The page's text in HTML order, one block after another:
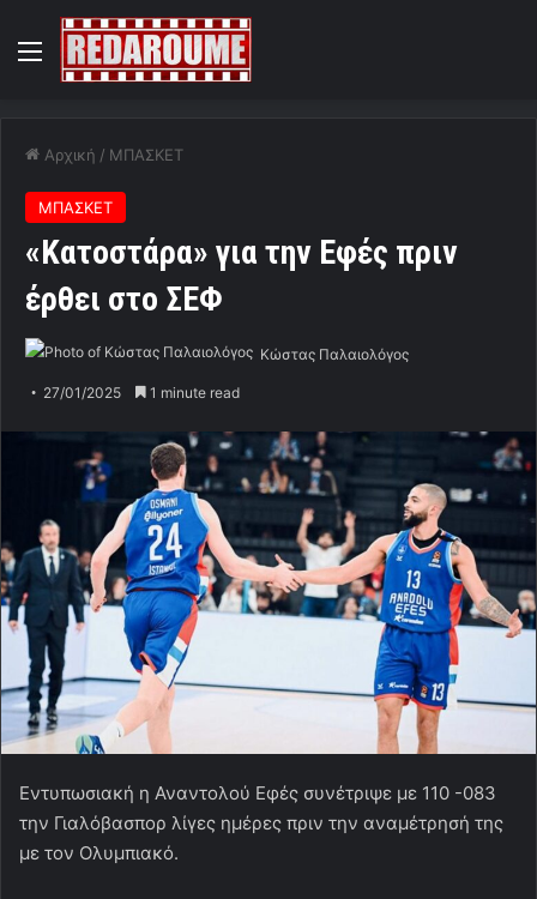
Menu
Αρχική / ΜΠΑΣΚΕΤ
ΜΠΑΣΚΕΤ
«Κατοστάρα» για την Εφές πριν
έρθει στο ΣΕΦ
Κώστας Παλαιολόγος
27/01/2025 1 minute read
Εντυπωσιακή η Αναντολού Εφές συνέτριψε με 110 -083
την Γιαλόβασπορ λίγες ημέρες πριν την αναμέτρησή της
με τον Ολυμπιακό.